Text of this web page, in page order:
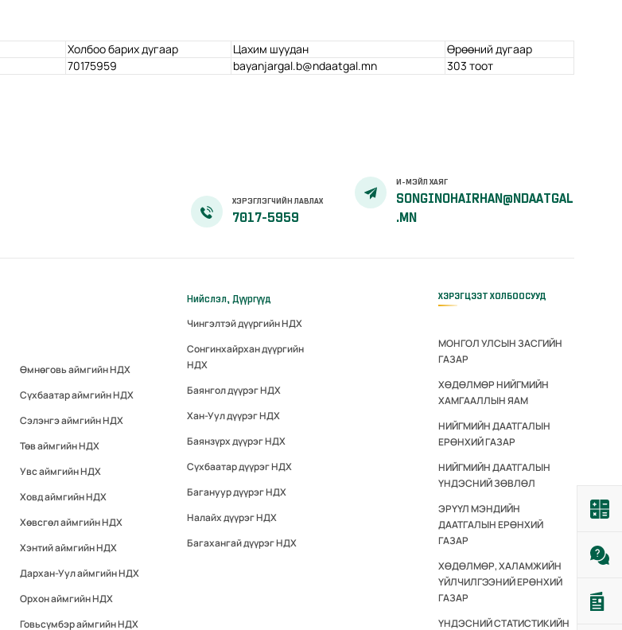
Холбоо барих дугаар Цахим шуудан
Өрөөний дугаар
70175959 bayanjargal.b@ndaatgal.mn 303 тоот
ХЭРЭГЛЭГЧИЙН ЛАВЛАХ
7017-5959
И-МЭЙЛ ХАЯГ
SONGINOHAIRHAN@NDAATGAL
.MN
Өмнөговь аймгийн НДХ
Сүхбаатар аймгийн НДХ
Сэлэнгэ аймгийн НДХ
Төв аймгийн НДХ
Увс аймгийн НДХ
Ховд аймгийн НДХ
Хөвсгөл аймгийн НДХ
Хэнтий аймгийн НДХ
Дархан-Уул аймгийн НДХ
Орхон аймгийн НДХ
Говьсүмбэр аймгийн НДХ
Нийслэл, Дүүргүүд
Чингэлтэй дүүргийн НДХ
Сонгинхайрхан дүүргийн
НДХ
Баянгол дүүрэг НДХ
Хан-Уул дүүрэг НДХ
Баянзүрх дүүрэг НДХ
Сүхбаатар дүүрэг НДХ
Багануур дүүрэг НДХ
Налайх дүүрэг НДХ
Багахангай дүүрэг НДХ
ХЭРЭГЦЭЭТ ХОЛБООСУУД
МОНГОЛ УЛСЫН ЗАСГИЙН
ГАЗАР
ХӨДӨЛМӨР НИЙГМИЙН
ХАМГААЛЛЫН ЯАМ
НИЙГМИЙН ДААТГАЛЫН
ЕРӨНХИЙ ГАЗАР
НИЙГМИЙН ДААТГАЛЫН
ҮНДЭСНИЙ ЗӨВЛӨЛ
ЭРҮҮЛ МЭНДИЙН
ДААТГАЛЫН ЕРӨНХИЙ
ГАЗАР
ХӨДӨЛМӨР, ХАЛАМЖИЙН
ҮЙЛЧИЛГЭЭНИЙ ЕРӨНХИЙ
ГАЗАР
ҮНДЭСНИЙ СТАТИСТИКИЙН